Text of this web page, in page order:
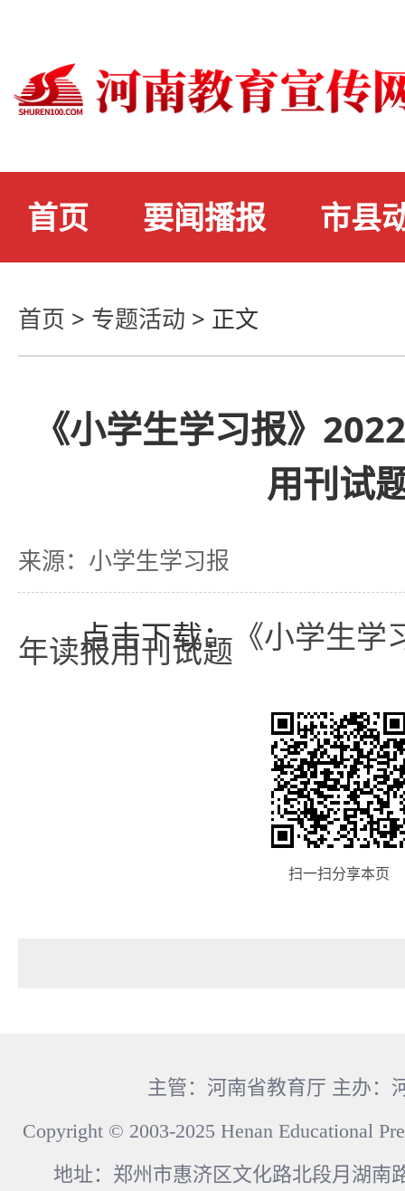
首页 要闻播报 市县
首页 > 专题活动 > 正文
《小学生学习报》
用刊试
来源：小学生学习报
点击下载： 《小学生
年读报用刊试题
扫一扫分享本页
主管：河南省教育厅 主办：
Copyright © 2003-2025 Henan Educational
地址：郑州市惠济区文化路北段月湖南